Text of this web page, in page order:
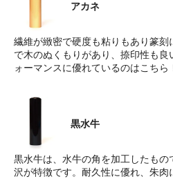
アカネ
繊維が緻密で硬度も粘りもあり篆
で木のぬくもりがあり、捺印性も
ォーマンスに優れているのはこちら
黒水牛
黒水牛は、水牛の角を加工したも
沢が特徴です。耐久性に優れ、朱